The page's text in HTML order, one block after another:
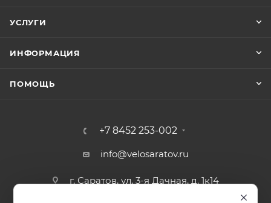
УСЛУГИ
ИНФОРМАЦИЯ
ПОМОЩЬ
+7 8452 253-002
info@velosaratov.ru
г. Саратов, ул. 3-я Дачная, д. 1к14